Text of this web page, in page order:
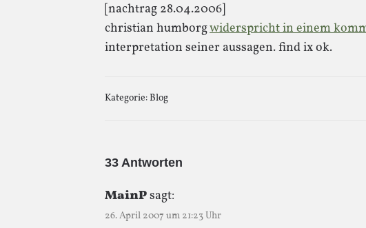
[nachtrag 28.04.2006]
christian humborgwiderspricht in einem
interpretation seiner aussagen. find ix ok.
Kategorie:Blog
33 Antworten
MainPsagt:
26. April 2007 um 21:23 Uhr